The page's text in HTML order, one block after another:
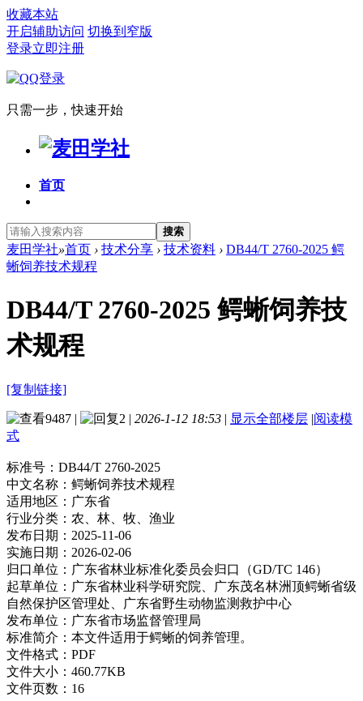
收藏本站
开启辅助访问 切换到窄版
登录立即注册
只需一步，快速开始
首页
搜索
麦田学社»首页 › 技术分享 › 技术资料 › DB44/T 2760-2025 鳄
蜥饲养技术规程
DB44/T 2760-2025 鳄蜥饲养技
术规程
[复制链接]
9487 | 2 | 2026-1-12 18:53 | 显示全部楼层 |阅读模
式
标准号： DB44/T 2760-2025
中文名称： 鳄蜥饲养技术规程
适用地区： 广东省
行业分类： 农、林、牧、渔业
发布日期： 2025-11-06
实施日期： 2026-02-06
归口单位： 广东省林业标准化委员会归口（GD/TC 146）
起草单位： 广东省林业科学研究院、广东茂名林洲顶鳄蜥省级
自然保护区管理处、广东省野生动物监测救护中心
发布单位： 广东省市场监督管理局
标准简介： 本文件适用于鳄蜥的饲养管理。
文件格式： PDF
文件大小： 460.77KB
文件页数： 16